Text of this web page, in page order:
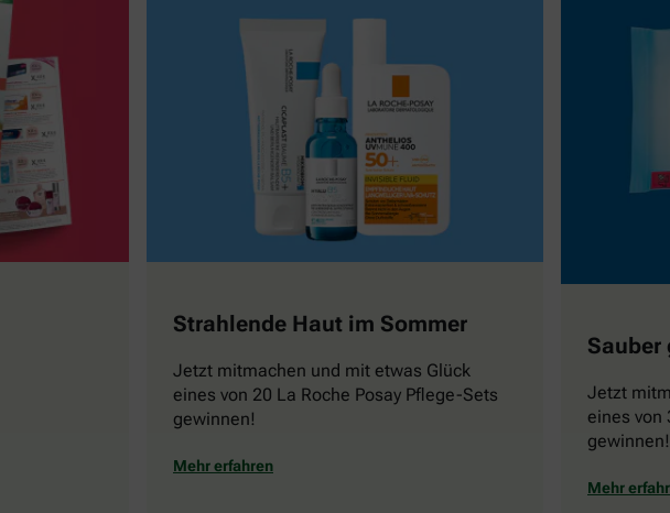
Strahlende Haut im Sommer
Jetzt mitmachen und mit etwas Glück
eines von 20 La Roche Posay Pflege-Sets
gewinnen!
Mehr erfahren
Jetzt
eines
gewinnen!
Mehr